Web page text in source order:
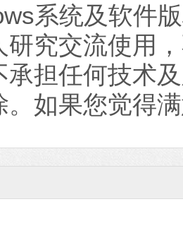
系统及软件
研究交流使用
承担任何技术
。如果您觉得